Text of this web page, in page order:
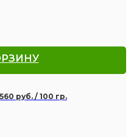
руб. / 100 гр.